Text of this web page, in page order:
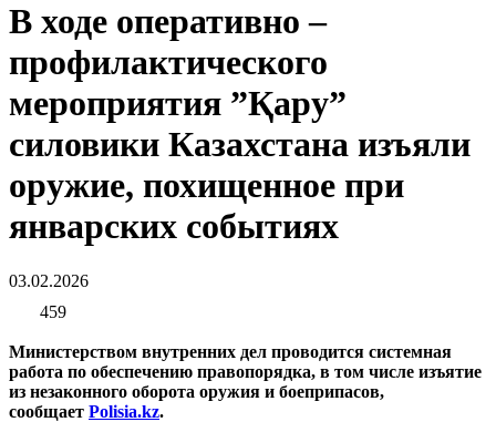
В ходе оперативно –
профилактического
мероприятия ”Қару”
силовики Казахстана изъяли
оружие, похищенное при
январских событиях
03.02.2026
459
Министерством внутренних дел проводится системная
работа по обеспечению правопорядка, в том числе изъятие
из незаконного оборота оружия и боеприпасов,
сообщает Polisia.kz.